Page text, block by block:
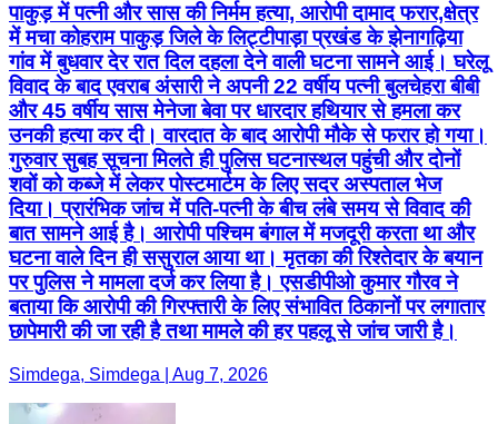
पाकुड़ में पत्नी और सास की निर्मम हत्या, आरोपी दामाद फरार,क्षेत्र
में मचा कोहराम पाकुड़ जिले के लिट्टीपाड़ा प्रखंड के झेनागढ़िया
गांव में बुधवार देर रात दिल दहला देने वाली घटना सामने आई। घरेलू
विवाद के बाद एवराब अंसारी ने अपनी 22 वर्षीय पत्नी बुलचेहरा बीबी
और 45 वर्षीय सास मेनेजा बेवा पर धारदार हथियार से हमला कर
उनकी हत्या कर दी। वारदात के बाद आरोपी मौके से फरार हो गया।
गुरुवार सुबह सूचना मिलते ही पुलिस घटनास्थल पहुंची और दोनों
शवों को कब्जे में लेकर पोस्टमार्टम के लिए सदर अस्पताल भेज
दिया। प्रारंभिक जांच में पति-पत्नी के बीच लंबे समय से विवाद की
बात सामने आई है। आरोपी पश्चिम बंगाल में मजदूरी करता था और
घटना वाले दिन ही ससुराल आया था। मृतका की रिश्तेदार के बयान
पर पुलिस ने मामला दर्ज कर लिया है। एसडीपीओ कुमार गौरव ने
बताया कि आरोपी की गिरफ्तारी के लिए संभावित ठिकानों पर लगातार
छापेमारी की जा रही है तथा मामले की हर पहलू से जांच जारी है।
Simdega, Simdega | Aug 7, 2026